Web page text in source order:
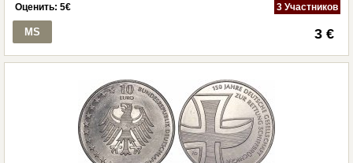
Оценить: 5€ 3 Участников
MS 3 €